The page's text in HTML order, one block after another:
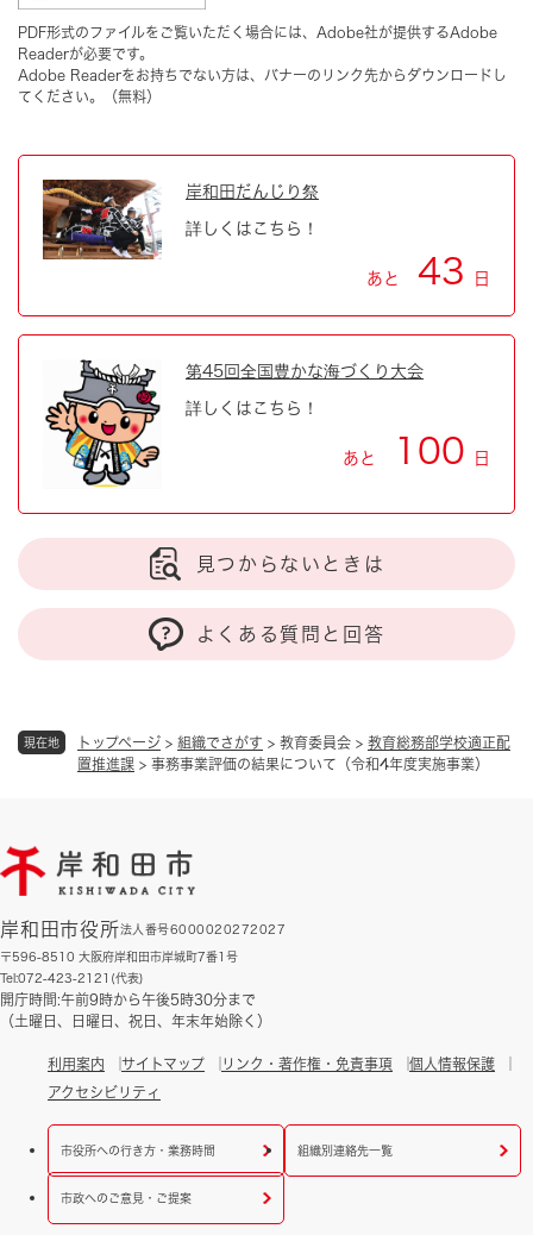
現在地 トップページ > 組織でさがす > 教育委員会 > 教育総務部学校適正配
置推進課 > 事務事業評価の結果について（令和4年度実施事業）
PDF形式のファイルをご覧いただく場合には、Adobe社が提供するAdobe
Readerが必要です。
Adobe Readerをお持ちでない方は、バナーのリンク先からダウンロードし
てください。（無料）
岸和田だんじり祭
詳しくはこちら！
あと 43 日
第45回全国豊かな海づくり大会
詳しくはこちら！
あと 100 日
見つからないときは
よくある質問と回答
岸和田市役所法人番号6000020272027
〒596-8510 大阪府岸和田市岸城町7番1号
Tel:072-423-2121(代表)
開庁時間:午前9時から午後5時30分まで
（土曜日、日曜日、祝日、年末年始除く）
利用案内 サイトマップ リンク・著作権・免責事項
個人情報保護
アクセシビリティ
市役所への行き方・業務時間 組織別連絡先一覧
市政へのご意見・ご提案